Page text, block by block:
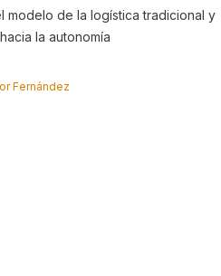
modelo de la logística tradicional y
la autonomía
Fernández